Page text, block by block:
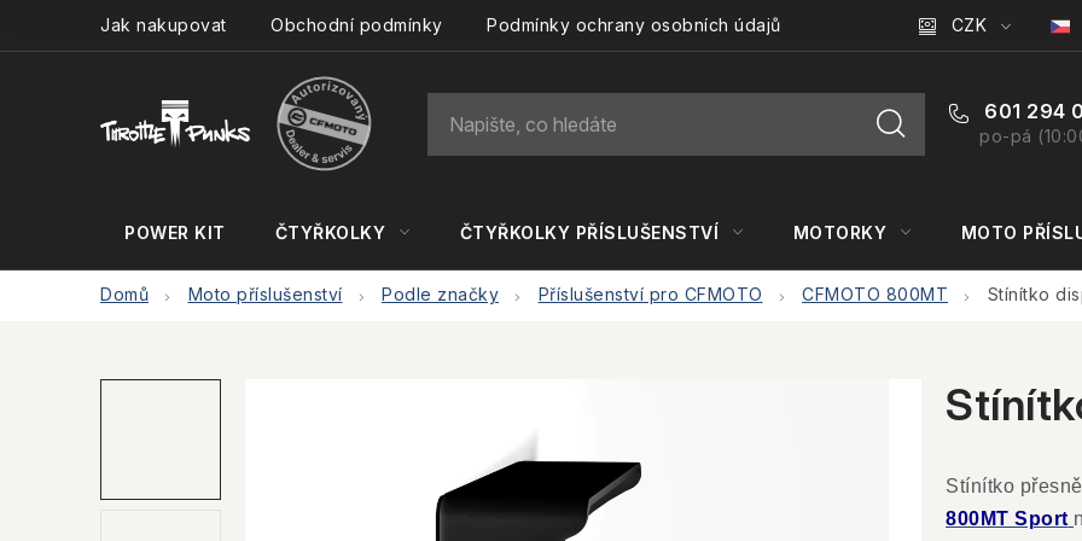
Jak nakupovat Obchodní podmínky Podmínky ochrany osobních údajů CZK
601 294
po-pá
POWER KIT ČTYŘKOLKY ČTYŘKOLKY PŘÍSLUŠENSTVÍ MOTORKY MOTO
Domů Moto příslušenství Podle značky Příslušenství pro CFMOTO CFMOTO 800MT Stínítko
Stínítko
800MT Sport